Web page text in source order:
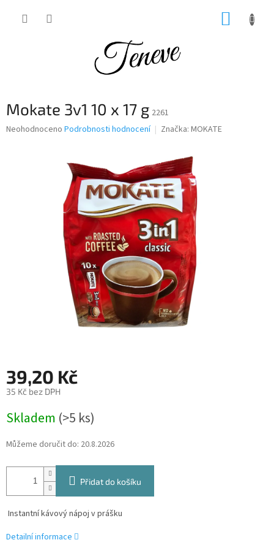
Mokate 3v1 10 x 17 g 2261
Průměrné
Neohodnoceno Podrobnosti hodnocení Značka: MOKATE
39,20 Kč
35 Kč bez DPH
cena:
Skladem (>5 ks)
Můžeme doručit do: 20.8.2026
Přidat do košíku
Instantní kávový nápoj v prášku
Detailní informace